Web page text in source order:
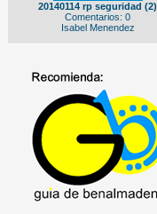
20140114 rp seguridad (2)
Comentarios: 0
Isabel Menendez